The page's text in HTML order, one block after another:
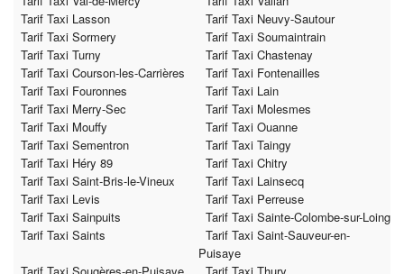
Tarif Taxi Lasson
Tarif Taxi Neuvy-Sautour
Tarif Taxi Sormery
Tarif Taxi Soumaintrain
Tarif Taxi Turny
Tarif Taxi Chastenay
Tarif Taxi Courson-les-Carrières
Tarif Taxi Fontenailles
Tarif Taxi Fouronnes
Tarif Taxi Lain
Tarif Taxi Merry-Sec
Tarif Taxi Molesmes
Tarif Taxi Mouffy
Tarif Taxi Ouanne
Tarif Taxi Sementron
Tarif Taxi Taingy
Tarif Taxi Héry 89
Tarif Taxi Chitry
Tarif Taxi Saint-Bris-le-Vineux
Tarif Taxi Lainsecq
Tarif Taxi Levis
Tarif Taxi Perreuse
Tarif Taxi Sainpuits
Tarif Taxi Sainte-Colombe-sur-Loing
Tarif Taxi Saints
Tarif Taxi Saint-Sauveur-en-
Puisaye
Tarif Taxi Sougères-en-Puisaye
Tarif Taxi Thury